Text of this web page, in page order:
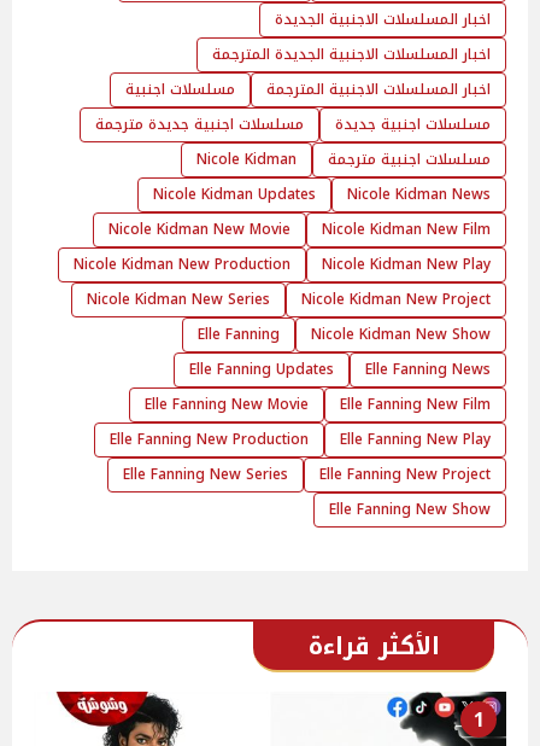
اخبار المسلسلات الاجنبية الجديدة
اخبار المسلسلات الاجنبية الجديدة المترجمة
اخبار المسلسلات الاجنبية المترجمة
مسلسلات اجنبية
مسلسلات اجنبية جديدة
مسلسلات اجنبية جديدة مترجمة
مسلسلات اجنبية مترجمة
Nicole Kidman
Nicole Kidman News
Nicole Kidman Updates
Nicole Kidman New Film
Nicole Kidman New Movie
Nicole Kidman New Play
Nicole Kidman New Production
Nicole Kidman New Project
Nicole Kidman New Series
Nicole Kidman New Show
Elle Fanning
Elle Fanning News
Elle Fanning Updates
Elle Fanning New Film
Elle Fanning New Movie
Elle Fanning New Play
Elle Fanning New Production
Elle Fanning New Project
Elle Fanning New Series
Elle Fanning New Show
الأكثر قراءة
1